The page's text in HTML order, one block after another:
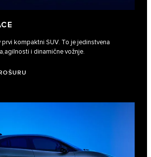
prvi kompaktni SUV. To je jedinstvena
i dinamične vožnje.